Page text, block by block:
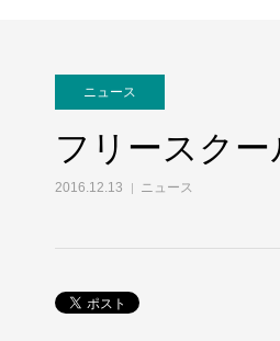
ニュース
フリースク
2016.12.13 ニュース